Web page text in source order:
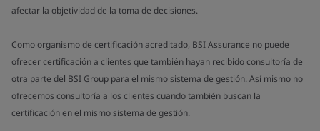
afectar la objetividad de la toma de decisiones.
Como organismo de certificación acreditado, BSI Assurance no puede
ofrecer certificación a clientes que también hayan recibido consultoría de
otra parte del BSI Group para el mismo sistema de gestión. Así mismo no
ofrecemos consultoría a los clientes cuando también buscan la
certificación en el mismo sistema de gestión.